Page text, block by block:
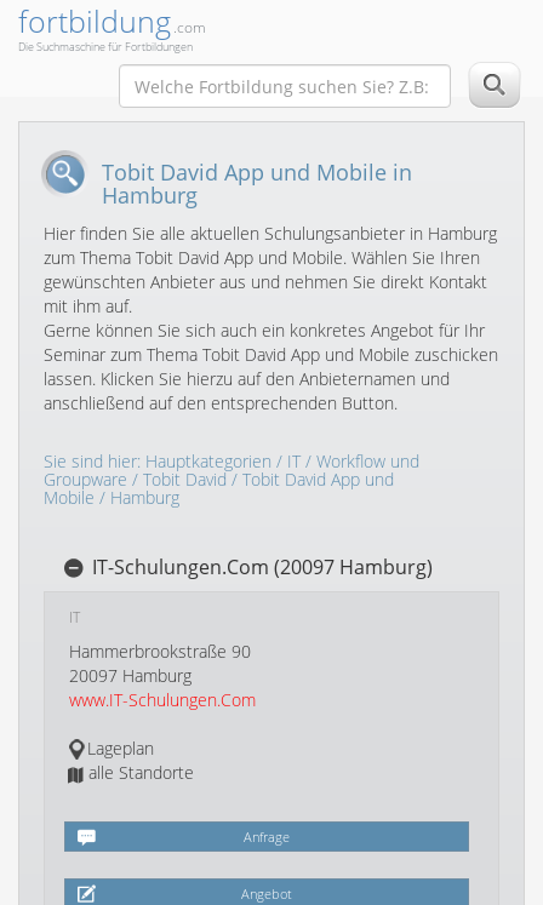
fortbildung.com
Die Suchmaschine für Fortbildungen
Tobit David App und Mobile in
Hamburg
Hier finden Sie alle aktuellen Schulungsanbieter in Hamburg
zum Thema Tobit David App und Mobile. Wählen Sie Ihren
gewünschten Anbieter aus und nehmen Sie direkt Kontakt
mit ihm auf.
Gerne können Sie sich auch ein konkretes Angebot für Ihr
Seminar zum Thema Tobit David App und Mobile zuschicken
lassen. Klicken Sie hierzu auf den Anbieternamen und
anschließend auf den entsprechenden Button.
Sie sind hier: Hauptkategorien / IT/ Workflow und
Groupware / Tobit David/ Tobit David App und
Mobile / Hamburg
IT-Schulungen.Com (20097 Hamburg)
IT
Hammerbrookstraße 90
20097 Hamburg
www.IT-Schulungen.Com
Lageplan
alle Standorte
Anfrage
Angebot